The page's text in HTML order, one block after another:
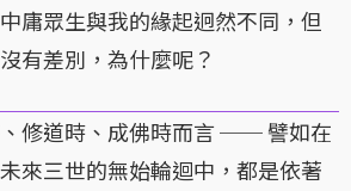
庸眾生與我的緣起迥然不同，但
有差別，為什麼呢？
道時、成佛時而言 ── 譬如在
來三世的無始輪迴中，都是依著